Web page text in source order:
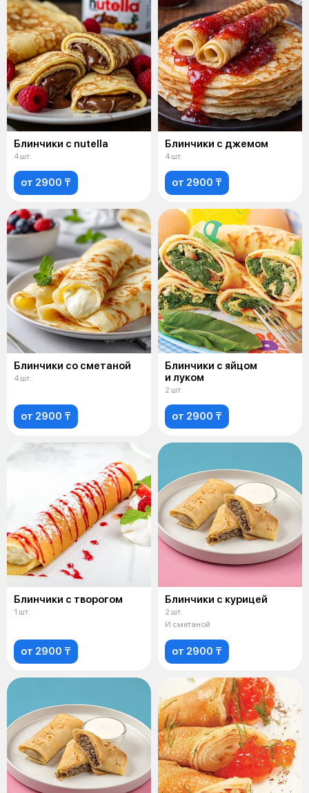
Блинчики с nutella
4 шт.
от 2900 ₸
Блинчики с джемом
4 шт.
от 2900 ₸
Блинчики со сметаной
4 шт.
от 2900 ₸
Блинчики с яйцом
и луком
2 шт.
от 2900 ₸
Блинчики с творогом
1 шт.
от 2900 ₸
Блинчики с курицей
2 шт.
И сметаной
от 2900 ₸